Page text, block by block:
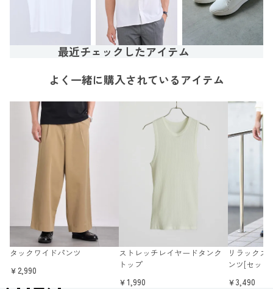
最近チェックしたアイテム
よく一緒に購入されているアイテム
タックワイドパンツ
￥2,990
ストレッチレイヤードタンク
トップ
￥1,990
リラックス
ンツ[セッ
￥3,490